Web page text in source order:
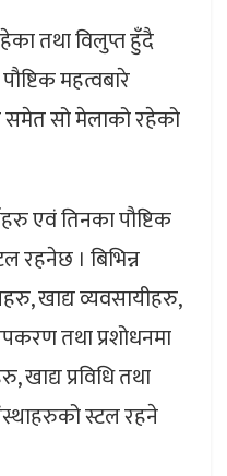
तथा विलुप्त हुँदै
महत्वबारे
समेत सो मेलाको रहेको
एवं तिनका पौष्टिक
रहनेछ । बिभिन्न
खाद्य व्यवसायीहरु,
तथा प्रशोधनमा
खाद्य प्रविधि तथा
स्टल रहने